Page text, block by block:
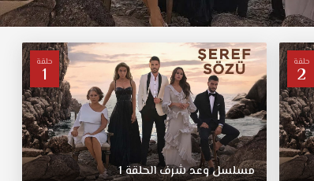
حلقة
2
حلقة
1
مسلسلوعدشرفالحلقة1